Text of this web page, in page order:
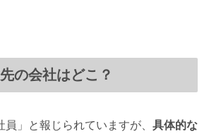
の会社はどこ？
」と報じられていますが、 具体的な